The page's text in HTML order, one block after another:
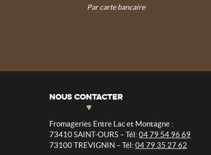
Par carte bancaire
NOUS CONTACTER
Fromageries Entre Lac et Montagne :
73410 SAINT-OURS – Tél: 04 79 54 96 69
73100 TREVIGNIN – Tél: 04 79 35 27 62